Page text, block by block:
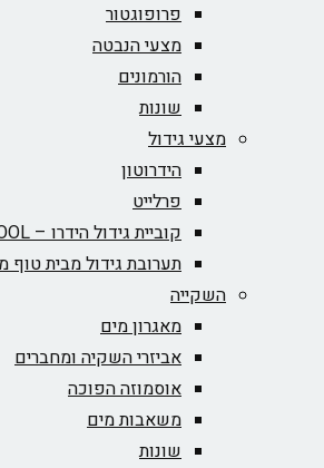
פרופוגטור
מצעי הנבטה
הורמונים
שונות
מצעי גידול
הידרוטון
פרלייט
קוביית גידול הידרו – ROCKWOOL‏
תערובת גידול מבית טוף
השקייה
מאגרון מים
אביזרי השקיה ומחברים
אוסמוזה הפוכה
משאבות מים
שונות